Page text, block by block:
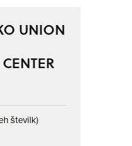
UNION
številk)